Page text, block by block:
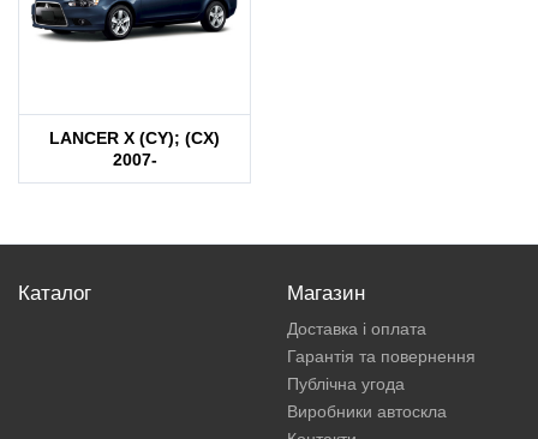
LANCER X (CY); (CX)
2007-
Каталог Магазин
Доставка і оплата
Гарантія та повернення
Публічна угода
Виробники автоскла